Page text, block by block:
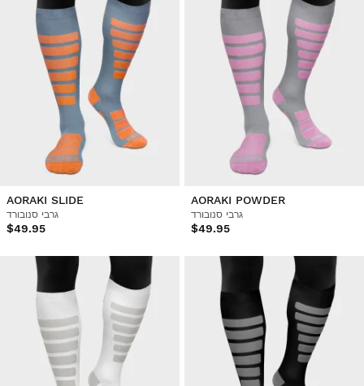
AORAKI SLIDE
גרבי סנובורד
$49.95
AORAKI POWDER
גרבי סנובורד
$49.95